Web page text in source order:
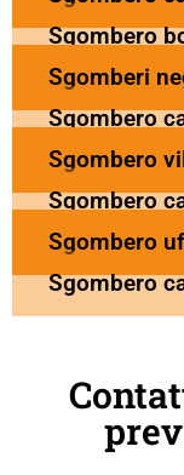
Sgombero
Sgomberi
Sgombero
Sgombero
Sgombero
Sgombero
Sgombero